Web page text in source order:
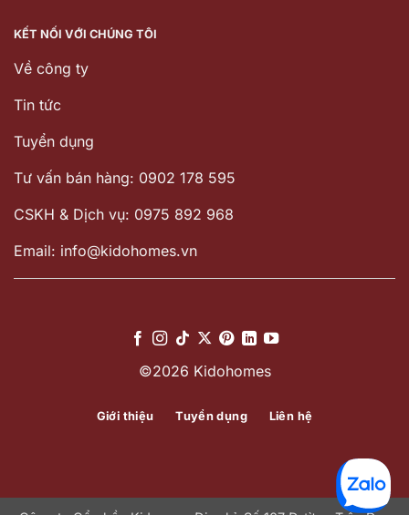
KẾT NỐI VỚI CHÚNG TÔI
Về công ty
Tin tức
Tuyển dụng
Tư vấn bán hàng: 0902 178 595
CSKH & Dịch vụ: 0975 892 968
Email: info@kidohomes.vn
©2026 Kidohomes
Giới thiệu Tuyển dụng Liên hệ